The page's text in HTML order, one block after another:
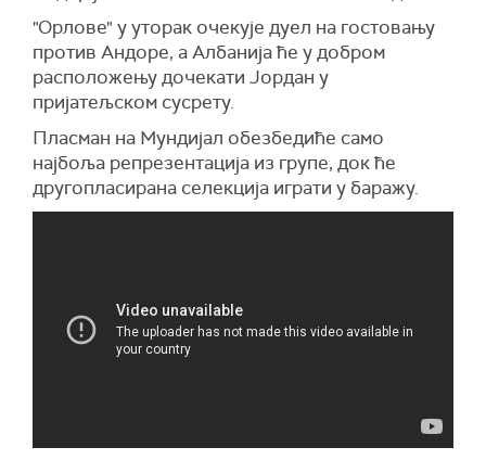
"Орлове" у уторак очекује дуел на гостовању
против Андоре, а Албанија ће у добром
расположењу дочекати Јордан у
пријатељском сусрету.
Пласман на Мундијал обезбедиће само
најбоља репрезентација из групе, док ће
другопласирана селекција играти у баражу.